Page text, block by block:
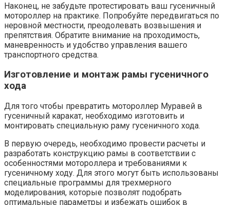
Наконец, не забудьте протестировать ваш гусеничный
мотороллер на практике. Попробуйте передвигаться по
неровной местности, преодолевать возвышения и
препятствия. Обратите внимание на проходимость,
маневренность и удобство управления вашего
транспортного средства.
Изготовление и монтаж рамы гусеничного
хода
Для того чтобы превратить мотороллер Муравей в
гусеничный каракат, необходимо изготовить и
монтировать специальную раму гусеничного хода.
В первую очередь, необходимо провести расчеты и
разработать конструкцию рамы в соответствии с
особенностями мотороллера и требованиями к
гусеничному ходу. Для этого могут быть использованы
специальные программы для трехмерного
моделирования, которые позволят подобрать
оптимальные параметры и избежать ошибок в